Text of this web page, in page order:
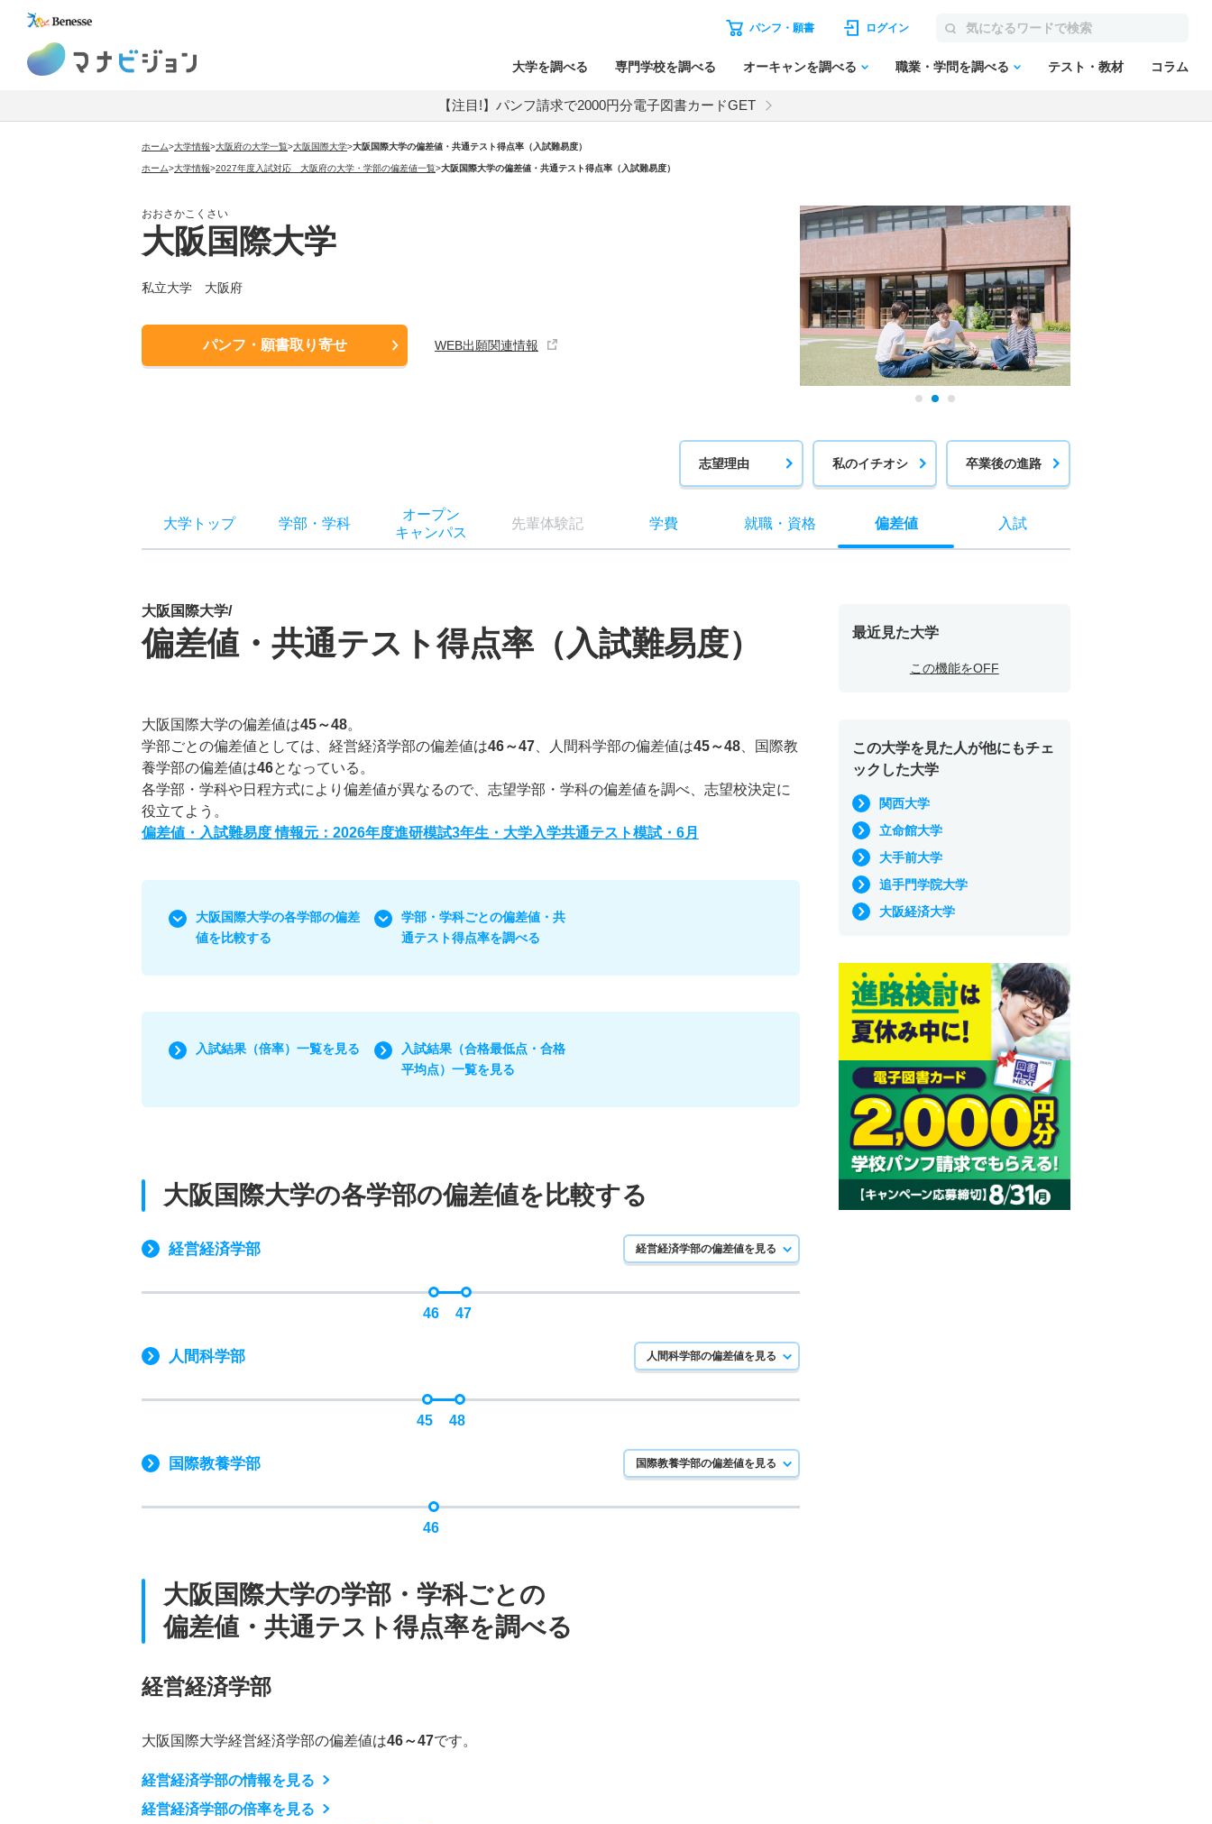
パンフ・願書 ログイン
大学を調べる 専門学校を調べる オーキャンを調べる 職業・学問を調べる テスト・教材 コラム
【注目!】パンフ請求で2000円分電子図書カードGET
ホーム>大学情報>大阪府の大学一覧>大阪国際大学>大阪国際大学の偏差値・共通テスト得点率（入試難易度）
ホーム>大学情報>2027年度入試対応 大阪府の大学・学部の偏差値一覧>大阪国際大学の偏差値・共通テスト得点率（入試難易度）
おおさかこくさい
大阪国際大学
私立大学 大阪府
パンフ・願書取り寄せ WEB出願関連情報
志望理由 私のイチオシ 卒業後の進路
大学トップ 学部 ・ 学科
オープン
キャンパス
先輩体験記 学費 就職・ 資格 偏差値 入試
大阪国際大学/
偏差値・共通テスト得点率（入試難易度）
大阪国際大学の偏差値は45～48。
学部ごとの偏差値としては、経営経済学部の偏差値は46～47 、人間科学部の偏差値は45～48 、国際教
養学部の偏差値は46となっている。
各学部・学科や日程方式により偏差値が異なるので、志望学部・学科の偏差値を調べ、志望校決定に
役立てよう。
偏差値・入試難易度 情報元：2026年度進研模試3年生・大学入学共通テスト模試・6月
大阪国際大学の各学部の偏差
値を比較する
学部・学科ごとの偏差値・共
通テスト得点率を調べる
入試結果（倍率）一覧を見る
入試結果（合格最低点・合格
平均点）一覧を見る
大阪国際大学の各学部の偏差値を比較する
経営経済学部
46 47
経営経済学部の偏差値を見る
人間科学部
45 48
人間科学部の偏差値を見る
国際教養学部
46
国際教養学部の偏差値を見る
大阪国際大学の学部・学科ごとの
偏差値・共通テスト得点率を調べる
経営経済学部
大阪国際大学経営経済学部の偏差値は46～47です。
経営経済学部の情報を見る
経営経済学部の倍率を見る
最近見た大学
この機能をOFF
この大学を見た人が他にもチェ
ックした大学
関西大学
立命館大学
大手前大学
追手門学院大学
大阪経済大学